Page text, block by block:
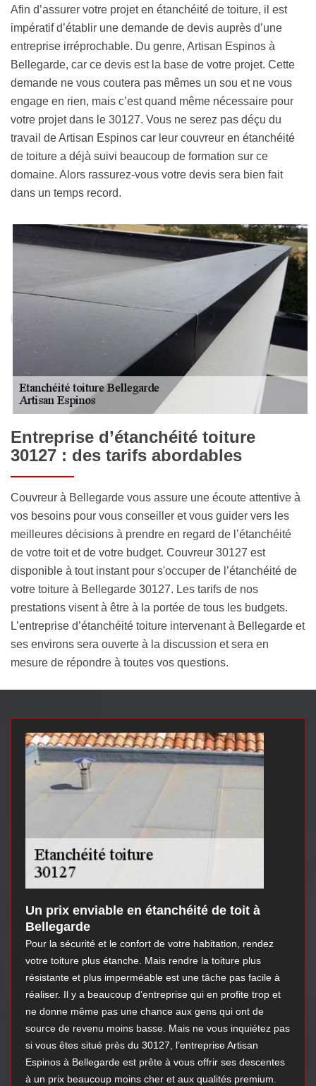
Afin d’assurer votre projet en étanchéité de toiture, il est
impératif d’établir une demande de devis auprès d’une
entreprise irréprochable. Du genre, Artisan Espinos à
Bellegarde, car ce devis est la base de votre projet. Cette
demande ne vous coutera pas mêmes un sou et ne vous
engage en rien, mais c’est quand même nécessaire pour
votre projet dans le 30127. Vous ne serez pas déçu du
travail de Artisan Espinos car leur couvreur en étanchéité
de toiture a déjà suivi beaucoup de formation sur ce
domaine. Alors rassurez-vous votre devis sera bien fait
dans un temps record.
Entreprise d’étanchéité toiture
30127 : des tarifs abordables
Couvreur à Bellegarde vous assure une écoute attentive à
vos besoins pour vous conseiller et vous guider vers les
meilleures décisions à prendre en regard de l’étanchéité
de votre toit et de votre budget. Couvreur 30127 est
disponible à tout instant pour s'occuper de l’étanchéité de
votre toiture à Bellegarde 30127. Les tarifs de nos
prestations visent à être à la portée de tous les budgets.
L’entreprise d’étanchéité toiture intervenant à Bellegarde et
ses environs sera ouverte à la discussion et sera en
mesure de répondre à toutes vos questions.
Un prix enviable en étanchéité de toit à
Bellegarde
Pour la sécurité et le confort de votre habitation, rendez
votre toiture plus étanche. Mais rendre la toiture plus
résistante et plus imperméable est une tâche pas facile à
réaliser. Il y a beaucoup d’entreprise qui en profite trop et
ne donne même pas une chance aux gens qui ont de
source de revenu moins basse. Mais ne vous inquiétez pas
si vous êtes situé près du 30127, l’entreprise Artisan
Espinos à Bellegarde est prête à vous offrir ses descentes
à un prix beaucoup moins cher et aux qualités premium.